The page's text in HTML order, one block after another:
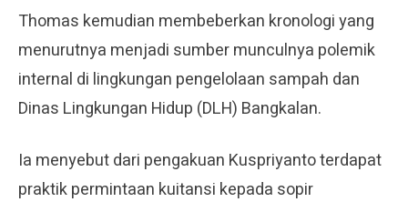
Thomas kemudian membeberkan kronologi yang
menurutnya menjadi sumber munculnya polemik
internal di lingkungan pengelolaan sampah dan
Dinas Lingkungan Hidup (DLH) Bangkalan.
Ia menyebut dari pengakuan Kuspriyanto terdapat
praktik permintaan kuitansi kepada sopir